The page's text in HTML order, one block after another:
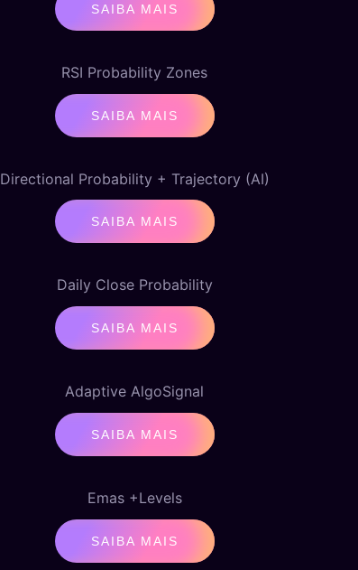
SAIBA MAIS
RSI Probability Zones
SAIBA MAIS
Directional Probability + Trajectory (AI)
SAIBA MAIS
Daily Close Probability
SAIBA MAIS
Adaptive AlgoSignal
SAIBA MAIS
Emas +Levels
SAIBA MAIS